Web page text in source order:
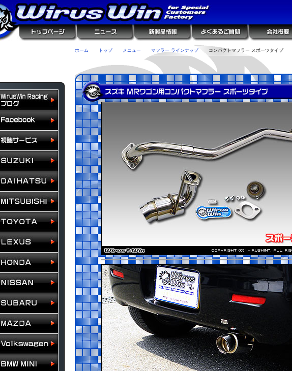
ホーム トップ メニュー マフラー ラインナップ コンパクトマフラー スポーツタイプ